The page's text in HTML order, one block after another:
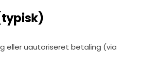
eller uautoriseret betaling (via